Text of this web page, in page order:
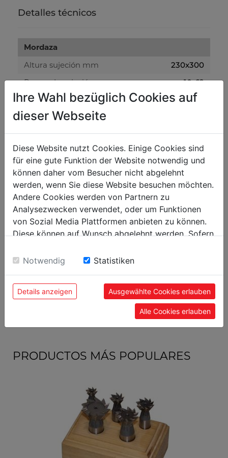
Detalles técnicos
Mordaza
Altura sujeción mm
230x300
Rango de sujeción mm
10-62
Base sujeción mm
125x103
Peso neto kg
3
Peso bruto kg
3.50
Embalaje
Alto embalaje mm
260
Ancho embalaje mm
210
Datos generales
Código EAN
9120039901787
PRODUCTOS MÁS POPULARES
Ihre Wahl bezüglich Cookies auf
dieser Webseite
Diese Website nutzt Cookies. Einige Cookies sind
für eine gute Funktion der Website notwendig und
können daher vom Besucher nicht abgelehnt
werden, wenn Sie diese Website besuchen möchten.
Andere Cookies werden von Partnern zu
Analysezwecken verwendet, oder um Funktionen
von Sozial Media Plattformen anbieten zu können.
Diese können auf Wunsch abgelehnt werden. Sofern
Einwilligung zu unseren Cookies.
Notwendig Statistiken
Details anzeigen Ausgewählte Cookies erlauben
Alle Cookies erlauben